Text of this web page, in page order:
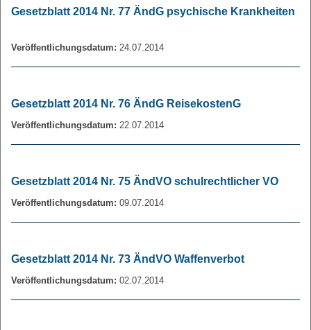
Gesetzblatt 2014 Nr. 77 ÄndG psychische Krankheiten
Veröffentlichungsdatum: 24.07.2014
Gesetzblatt 2014 Nr. 76 ÄndG ReisekostenG
Veröffentlichungsdatum: 22.07.2014
Gesetzblatt 2014 Nr. 75 ÄndVO schulrechtlicher VO
Veröffentlichungsdatum: 09.07.2014
Gesetzblatt 2014 Nr. 73 ÄndVO Waffenverbot
Veröffentlichungsdatum: 02.07.2014